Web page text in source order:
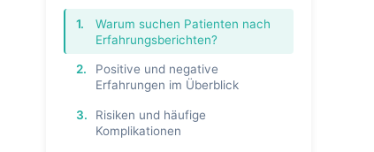
1.
Warum suchen Patienten nach
Erfahrungsberichten?
2.
Positive und negative
Erfahrungen im Überblick
3.
Risiken und häufige
Komplikationen